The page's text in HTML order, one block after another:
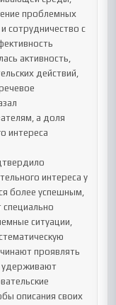
проблемных
сотрудничество с
активность,
действий,
а доля
интереса
интереса у
более успешным,
специально
ситуации,
проявлять
удерживают
описания своих